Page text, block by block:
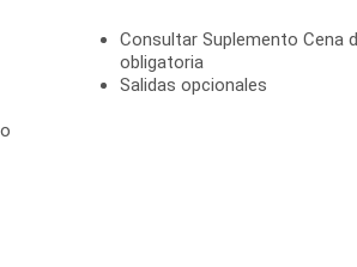
Consultar Suplemento Cena
obligatoria
Salidas opcionales